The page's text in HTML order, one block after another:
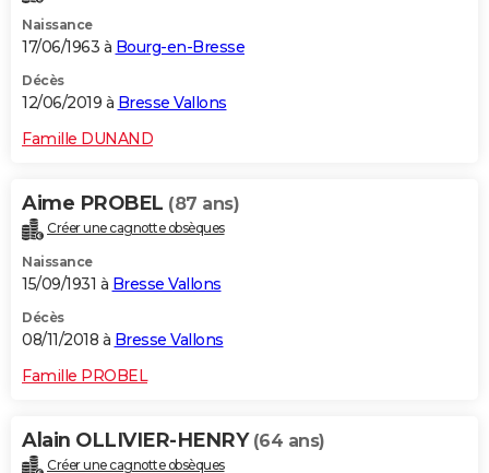
Naissance
17/06/1963 à Bourg-en-Bresse
Décès
12/06/2019 à Bresse Vallons
Famille DUNAND
Aime PROBEL (87 ans)
Créer une cagnotte obsèques
Naissance
15/09/1931 à Bresse Vallons
Décès
08/11/2018 à Bresse Vallons
Famille PROBEL
Alain OLLIVIER-HENRY (64 ans)
Créer une cagnotte obsèques